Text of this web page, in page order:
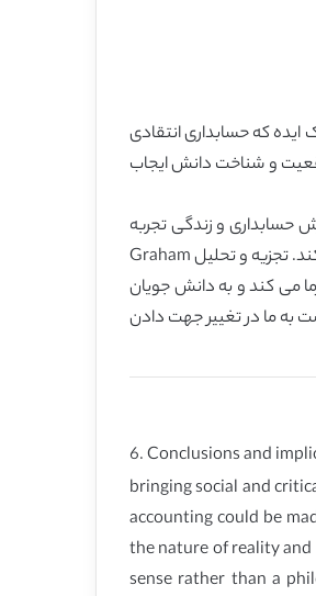
که حسابداری انتقادی
و شناخت دانش ایجاب
حسابداری و زندگی تجربه
شده دانش جویان است. این آرزویی است که ما در هسته ی تلاش های chabrak and Graig می بینیم و این امر، رویکرد ما در آموزش حسابداری را مشخص می کند. تجزیه و تحلیل Graham
می کند و به دانش جویان
به ما در تغییر جهت دادن
6. Conclusions and
bringing social and
accounting could be
the nature of reality and
sense rather than a